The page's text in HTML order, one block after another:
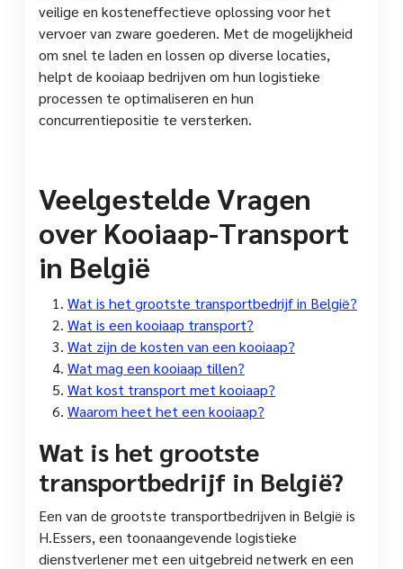
veilige en kosteneffectieve oplossing voor het
vervoer van zware goederen. Met de mogelijkheid
om snel te laden en lossen op diverse locaties,
helpt de kooiaap bedrijven om hun logistieke
processen te optimaliseren en hun
concurrentiepositie te versterken.
Veelgestelde Vragen
over Kooiaap-Transport
in België
Wat is het grootste transportbedrijf in België?
Wat is een kooiaap transport?
Wat zijn de kosten van een kooiaap?
Wat mag een kooiaap tillen?
Wat kost transport met kooiaap?
Waarom heet het een kooiaap?
Wat is het grootste
transportbedrijf in België?
Een van de grootste transportbedrijven in België is
H.Essers, een toonaangevende logistieke
dienstverlener met een uitgebreid netwerk en een